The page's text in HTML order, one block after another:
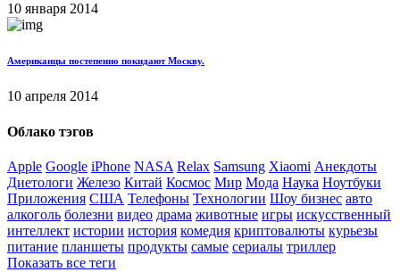
10 января 2014
Американцы постепенно покидают Москву.
10 апреля 2014
Облако тэгов
Apple Google iPhone NASA Relax Samsung Xiaomi Анекдоты
Диетологи Железо Китай Космос Мир Мода Наука Ноутбуки
Приложения США Телефоны Технологии Шоу бизнес авто
алкоголь болезни видео драма животные игры искусственный
интеллект истории история комедия криптовалюты курьезы
питание планшеты продукты самые сериалы триллер
Показать все теги